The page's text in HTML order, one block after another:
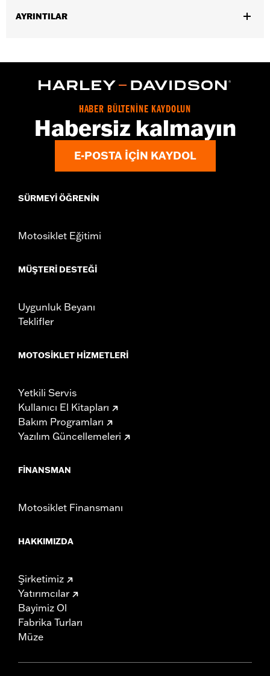
AYRINTILAR
Sold In Units:Each
Mounting bracket only
1 year limited warranty – Go towww.h-
d.com/warrantyfor full details
HABER BÜLTENİNE KAYDOLUN
Habersiz kalmayın
E-POSTA IÇIN KAYDOL
SÜRMEYI ÖĞRENIN
Motosiklet Eğitimi
MÜŞTERI DESTEĞI
Uygunluk Beyanı
Teklifler
MOTOSIKLET HIZMETLERI
Yetkili Servis
Kullanıcı El Kitapları
Bakım Programları
Yazılım Güncellemeleri
FINANSMAN
Motosiklet Finansmanı
HAKKIMIZDA
Şirketimiz
Yatırımcılar
Bayimiz Ol
Fabrika Turları
Müze